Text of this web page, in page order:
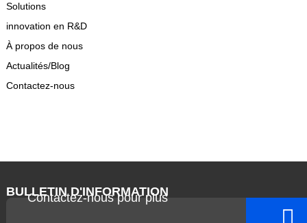
Solutions
innovation en R&D
À propos de nous
Actualités/Blog
Contactez-nous
BULLETIN D'INFORMATION
Contactez-nous pour plus